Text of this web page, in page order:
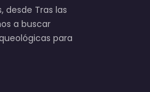
desde Tras las
a buscar
para